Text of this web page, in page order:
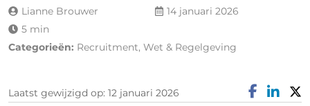
Lianne Brouwer
14 januari 2026
5 min
Categorieën: Recruitment, Wet & Regelgeving
Laatst gewijzigd op: 12 januari 2026